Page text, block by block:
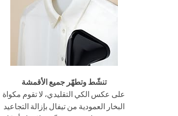
تنشّط وتطهّر جميع الأقمشة
على عكس الكي التقليدي، لا تقوم مكواة
البخار العمودية من تيفال بإزالة التجاعيد